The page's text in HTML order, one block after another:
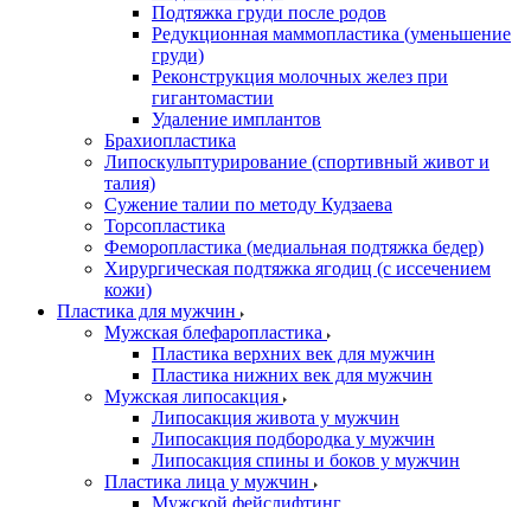
Подтяжка груди после родов
Редукционная маммопластика (уменьшение
груди)
Реконструкция молочных желез при
гигантомастии
Удаление имплантов
Брахиопластика
Липоскульптурирование (спортивный живот и
талия)
Сужение талии по методу Кудзаева
Торсопластика
Феморопластика (медиальная подтяжка бедер)
Хирургическая подтяжка ягодиц (с иссечением
кожи)
Пластика для мужчин
Мужская блефаропластика
Пластика верхних век для мужчин
Пластика нижних век для мужчин
Мужская липосакция
Липосакция живота у мужчин
Липосакция подбородка у мужчин
Липосакция спины и боков у мужчин
Пластика лица у мужчин
Мужской фейслифтинг